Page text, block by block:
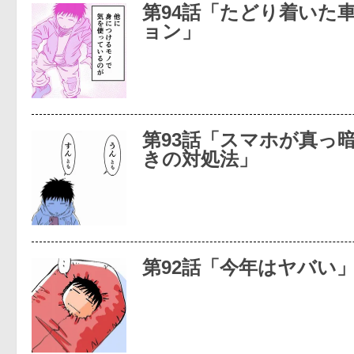
第94話「たどり着いた
ョン」
第93話「スマホが真っ
きの対処法」
第92話「今年はヤバい